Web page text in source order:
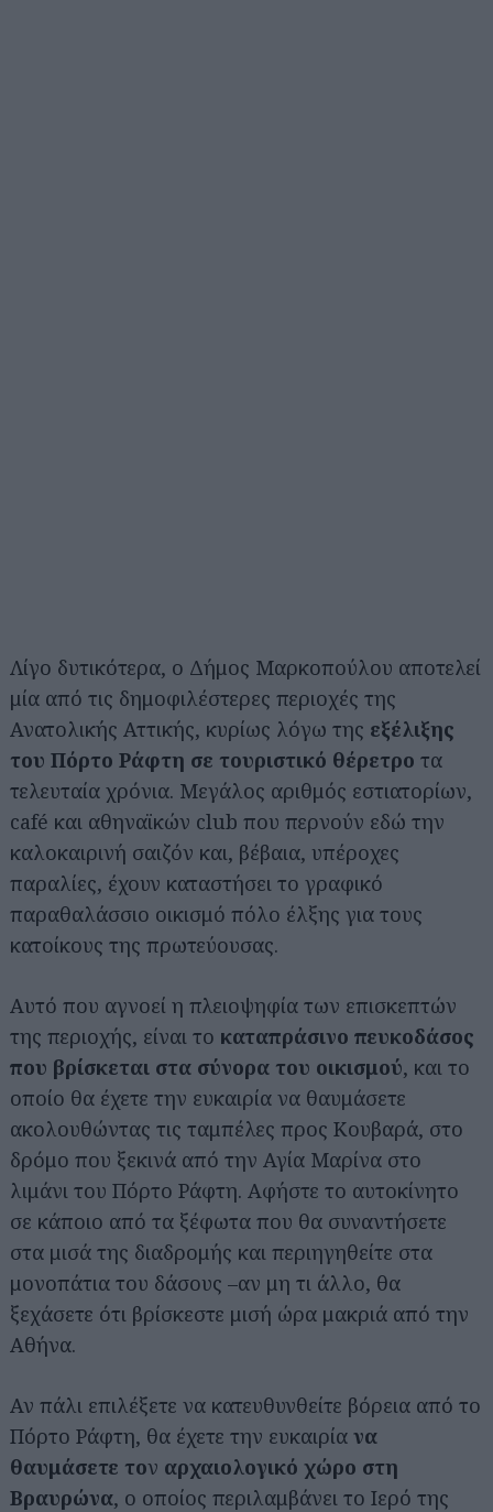
Λίγο δυτικότερα, ο Δήμος Μαρκοπούλου αποτελεί
μία από τις δημοφιλέστερες περιοχές της
Ανατολικής Αττικής, κυρίως λόγω της εξέλιξης
του Πόρτο Ράφτη σε τουριστικό θέρετρο τα
τελευταία χρόνια. Μεγάλος αριθμός εστιατορίων,
café και αθηναϊκών club που περνούν εδώ την
καλοκαιρινή σαιζόν και, βέβαια, υπέροχες
παραλίες, έχουν καταστήσει το γραφικό
παραθαλάσσιο οικισμό πόλο έλξης για τους
κατοίκους της πρωτεύουσας.
Αυτό που αγνοεί η πλειοψηφία των επισκεπτών
της περιοχής, είναι το καταπράσινο πευκοδάσος
που βρίσκεται στα σύνορα του οικισμού, και το
οποίο θα έχετε την ευκαιρία να θαυμάσετε
ακολουθώντας τις ταμπέλες προς Κουβαρά, στο
δρόμο που ξεκινά από την Αγία Μαρίνα στο
λιμάνι του Πόρτο Ράφτη. Αφήστε το αυτοκίνητο
σε κάποιο από τα ξέφωτα που θα συναντήσετε
στα μισά της διαδρομής και περιηγηθείτε στα
μονοπάτια του δάσους –αν μη τι άλλο, θα
ξεχάσετε ότι βρίσκεστε μισή ώρα μακριά από την
Αθήνα.
Αν πάλι επιλέξετε να κατευθυνθείτε βόρεια από το
Πόρτο Ράφτη, θα έχετε την ευκαιρία να
θαυμάσετε τον αρχαιολογικό χώρο στη
Βραυρώνα, ο οποίος περιλαμβάνει το Ιερό της